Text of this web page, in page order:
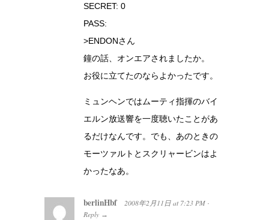
SECRET: 0
PASS:
>ENDONさん
鐘の話、オンエアされましたか。
お役に立てたのならよかったです。
ミュンヘンではムーティ指揮のバイ
エルン放送響を一度聴いたことがあ
るだけなんです。でも、あのときの
モーツァルトとスクリャービンはよ
かったなあ。
berlinHbf 2008年2月11日 at 7:23 PM ·
Reply →